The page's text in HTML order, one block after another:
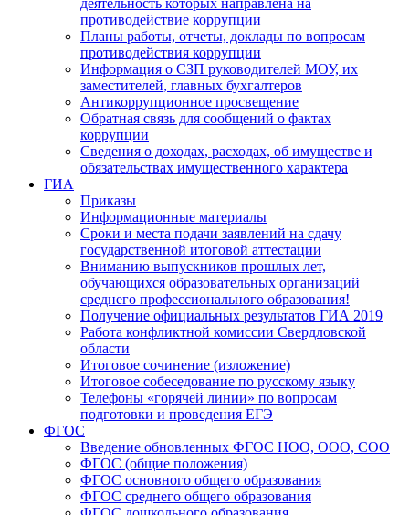
деятельность которых направлена на
противодействие коррупции
Планы работы, отчеты, доклады по вопросам
противодействия коррупции
Информация о СЗП руководителей МОУ, их
заместителей, главных бухгалтеров
Антикоррупционное просвещение
Обратная связь для сообщений о фактах
коррупции
Сведения о доходах, расходах, об имуществе и
обязательствах имущественного характера
ГИА
Приказы
Информационные материалы
Сроки и места подачи заявлений на сдачу
государственной итоговой аттестации
Вниманию выпускников прошлых лет,
обучающихся образовательных организаций
среднего профессионального образования!
Получение официальных результатов ГИА 2019
Работа конфликтной комиссии Свердловской
области
Итоговое сочинение (изложение)
Итоговое собеседование по русскому языку
Телефоны «горячей линии» по вопросам
подготовки и проведения ЕГЭ
ФГОС
Введение обновленных ФГОС НОО, ООО, СОО
ФГОС (общие положения)
ФГОС основного общего образования
ФГОС среднего общего образования